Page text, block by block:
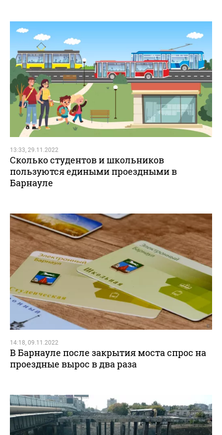
13:33, 29.11.2022
Сколько студентов и школьников
пользуются едиными проездными в
Барнауле
14:18, 09.11.2022
В Барнауле после закрытия моста спрос на
проездные вырос в два раза